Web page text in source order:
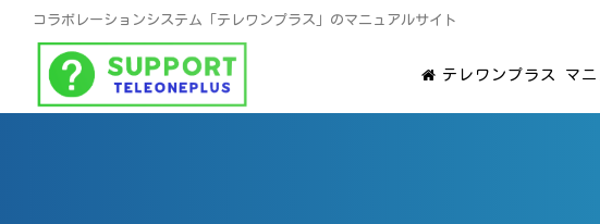
コラボレーションシステム「テレワンプラス」のマニュアルサイト
テレワンプラス マニ